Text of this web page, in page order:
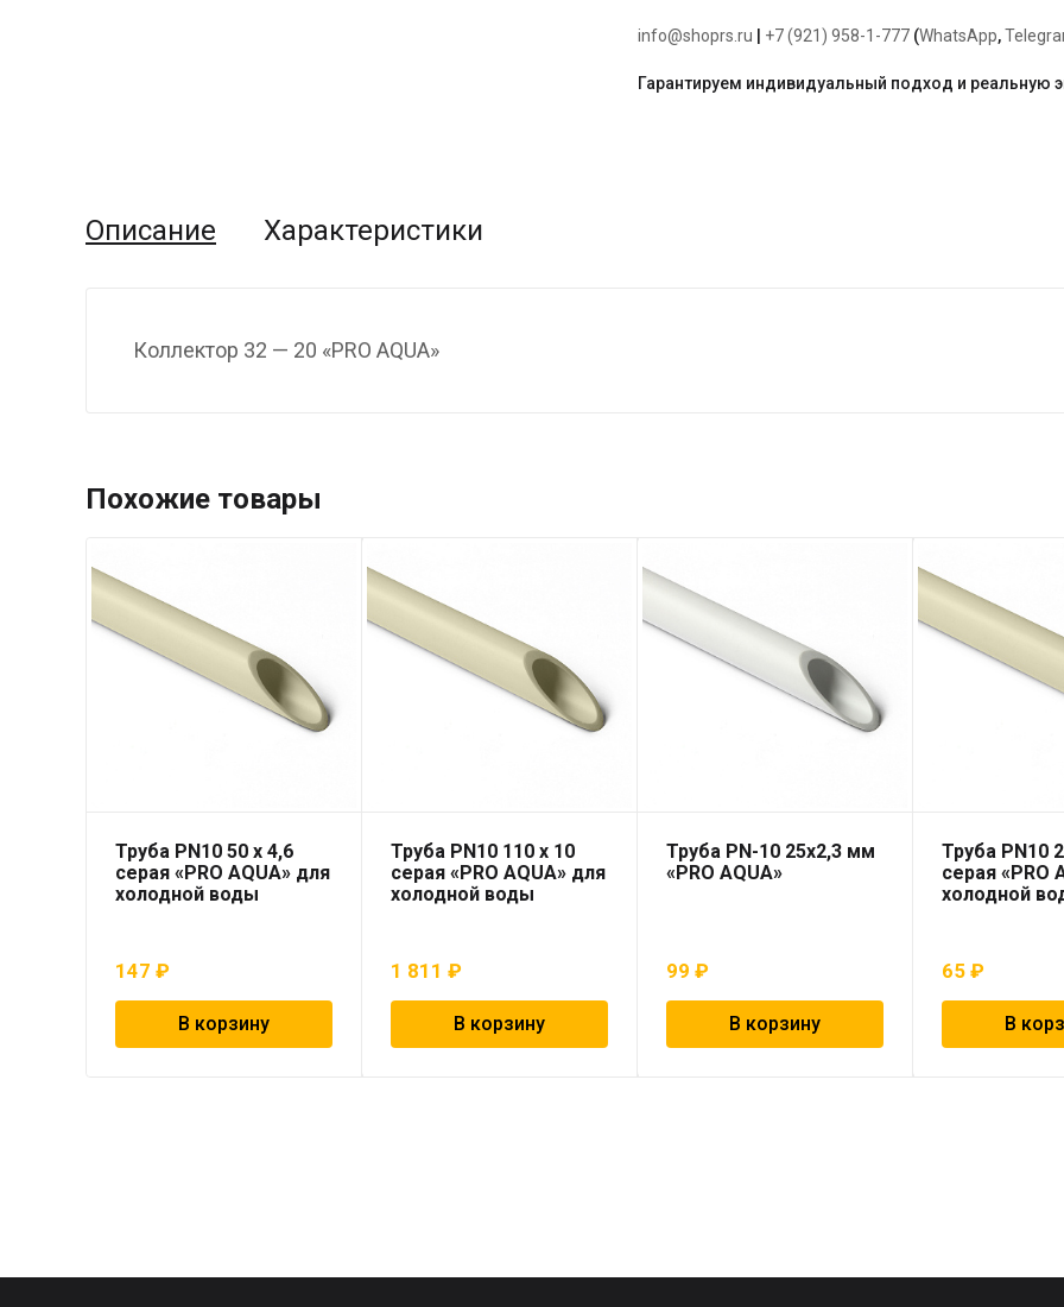
info@shoprs.ru +7 (921) 958-1-777 (WhatsApp,
Гарантируем индивидуальный подход и реальную
Описание Характеристики
Коллектор 32 — 20 «PRO AQUA»
Похожие товары
Труба PN10 50 x 4,6
серая «PRO AQUA» для
холодной воды
147 ₽
В корзину
Труба PN10 110 x 10
серая «PRO AQUA» для
холодной воды
1 811₽
В корзину
Труба PN-10 25х2,3 мм
«PRO AQUA»
99₽
В корзину
Труба PN10
серая «PRO
холодной
65₽
В